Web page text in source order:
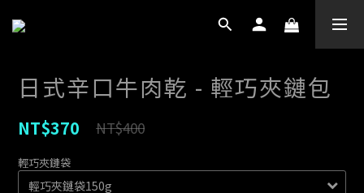
日式辛口牛肉乾 - 輕巧夾鏈包
NT$370 NT$400
輕巧夾鏈袋